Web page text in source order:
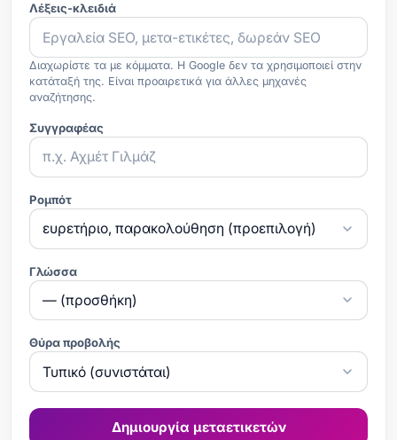
Λέξεις-κλειδιά
Διαχωρίστε τα με κόμματα. Η Google δεν τα χρησιμοποιεί στην
κατάταξή της. Είναι προαιρετικά για άλλες μηχανές
αναζήτησης.
Συγγραφέας
Ρομπότ
Γλώσσα
Θύρα προβολής
Δημιουργία μεταετικετών